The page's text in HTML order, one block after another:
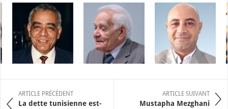
ARTICLE PRÉCÉDENT
La dette tunisienne est-
ARTICLE SUIVANT
Mustapha Mezghani